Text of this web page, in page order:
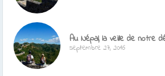
Au Népal, la veille de notre
septembre 27, 2016